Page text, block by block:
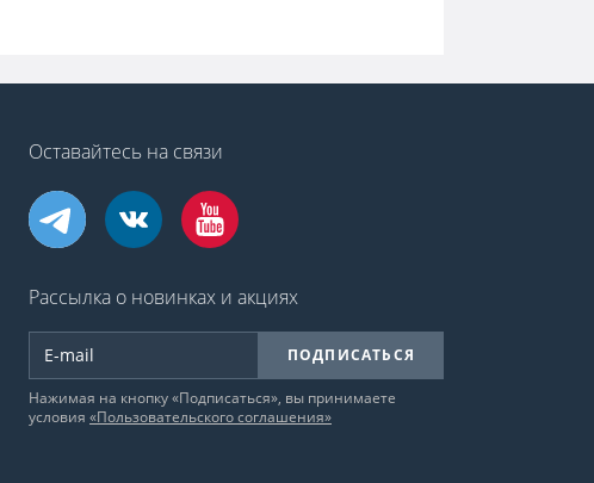
Оставайтесь на связи
Рассылка о новинках и акциях
ПОДПИСАТЬСЯ
Нажимая на кнопку «Подписаться», вы принимаете
условия «Пользовательского соглашения»